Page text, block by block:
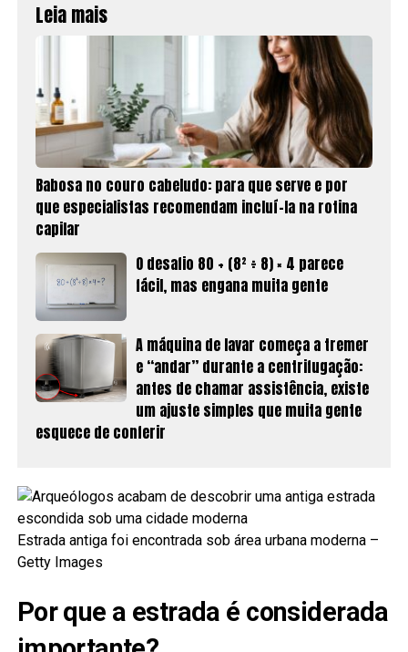
Leia mais
Babosa no couro cabeludo: para que serve e por
que especialistas recomendam incluí-la na rotina
capilar
O desafio 80 + (8² ÷ 8) × 4 parece
fácil, mas engana muita gente
A máquina de lavar começa a tremer
e “andar” durante a centrifugação:
antes de chamar assistência, existe
um ajuste simples que muita gente
esquece de conferir
Estrada antiga foi encontrada sob área urbana moderna –
Getty Images
Por que a estrada é considerada